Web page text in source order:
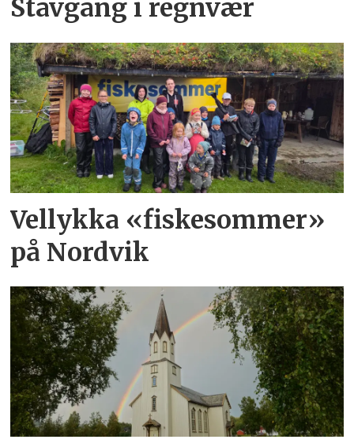
Stavgang i regnvær
Vellykka «fiskesommer»
på Nordvik